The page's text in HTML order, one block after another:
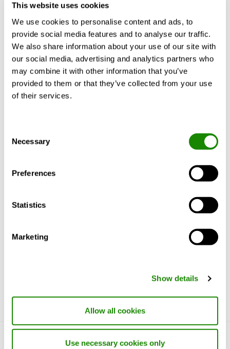
This website uses cookies
We use cookies to personalise content and ads, to
provide social media features and to analyse our traffic.
We also share information about your use of our site with
our social media, advertising and analytics partners who
may combine it with other information that you’ve
provided to them or that they’ve collected from your use
of their services.
Selection
Necessary
Preferences
Statistics
Marketing
Show details
Allow all cookies
Use necessary cookies only
de la pression garantit un débit d’air constant et
un confort homogène.
Conception modulaire
— système à trois modules
offrant des systèmes climatiques intégraux
adaptables et optimisés.
Modules d’air SA/EA intégrés— modules
d’alimentation et d’extraction en option pour un
optimisée pour plafonds ouverts, supprimant les
Plus d’info
Matériaux et traitement de surface
Installation, équilibrage et entretien